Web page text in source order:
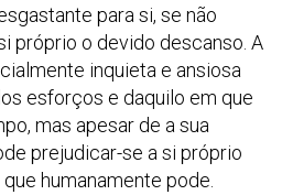
para si, se não
próprio o devido descanso. A
inquieta e ansiosa
esforços e daquilo em que
mas apesar de a sua
prejudicar-se a si próprio
humanamente pode.